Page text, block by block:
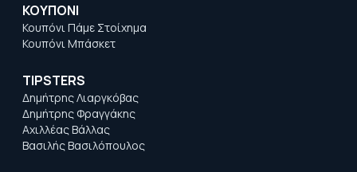
ΚΟΥΠΟΝΙ
Κουπόνι Πάμε Στοίχημα
Κουπόνι Μπάσκετ
TIPSTERS
Δημήτρης Λιαργκόβας
Δημήτρης Φραγγάκης
Αχιλλέας Βάλλας
Βασιλής Βασιλόπουλος